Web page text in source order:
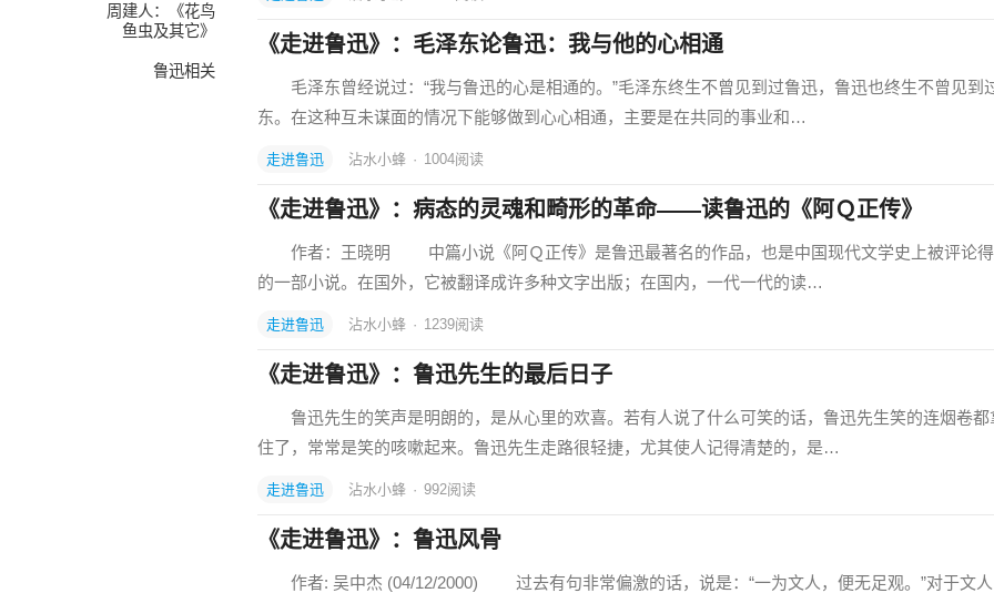
周建人：《花鸟
鱼虫及其它》
鲁迅相关
《走进鲁迅》：毛泽东论鲁迅：我与他的心相通
毛泽东曾经说过：“我与鲁迅的心是相通的。”毛泽东终生不曾见到过鲁迅，鲁迅也终生不曾见到
东。在这种互未谋面的情况下能够做到心心相通，主要是在共同的事业和…
走进鲁迅 沾水小蜂 · 1004阅读
《走进鲁迅》：病态的灵魂和畸形的革命——读鲁迅的《阿Ｑ正传》
作者：王晓明 中篇小说《阿Ｑ正传》是鲁迅最著名的作品，也是中国现代文学史上被评论得
的一部小说。在国外，它被翻译成许多种文字出版；在国内，一代一代的读…
走进鲁迅 沾水小蜂 · 1239阅读
《走进鲁迅》：鲁迅先生的最后日子
鲁迅先生的笑声是明朗的，是从心里的欢喜。若有人说了什么可笑的话，鲁迅先生笑的连烟卷都
住了，常常是笑的咳嗽起来。鲁迅先生走路很轻捷，尤其使人记得清楚的，是…
走进鲁迅 沾水小蜂 · 992阅读
《走进鲁迅》：鲁迅风骨
作者: 吴中杰 (04/12/2000) 过去有句非常偏激的话，说是：“一为文人，便无足观。”对于文人